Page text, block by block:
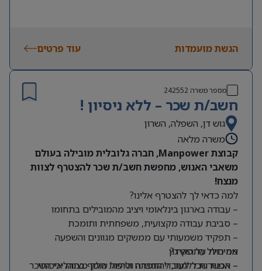
הגשת מועמדות עוד פרטים
מספר משרה 242552
חשב/ת שכר – ללא ניסיון !
גוש דן, השפלה, השרון
משרה מלאה
קבוצת Manpower, חברה גלובלית מובילה בעולם
משאבי האנוש, מחפשת חשב/ת שכר להצטרף לצוות
מנצח!
למה כדאי לך להצטרף אלינו?
– עבודה בארגון בינלאומי ויציב מהמובילים בתחומו
– סביבת עבודה מקצועית, משפחתית ותומכת
– תפקיד משמעותי עם ממשקים מגוונים והשפעה
אמיתית על הארגון
– אפשרות ללמוד, להתפתח ולהיות חלק מצוות איכותי
מה כולל התפקיד?
– הכנת שכר לעובדי החברה וטיפול שוטף בתהליכי השכר